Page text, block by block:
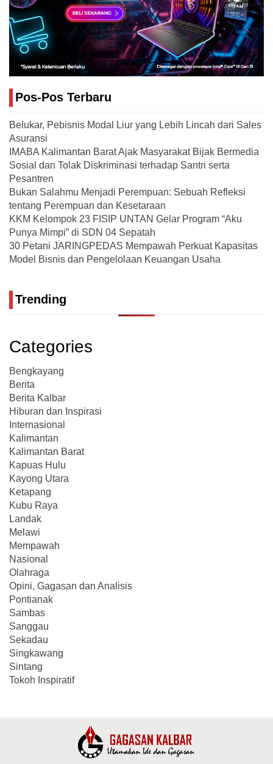
Pos-Pos Terbaru
Belukar, Pebisnis Modal Liur yang Lebih Lincah dari Sales
Asuransi
IMABA Kalimantan Barat Ajak Masyarakat Bijak Bermedia
Sosial dan Tolak Diskriminasi terhadap Santri serta
Pesantren
Bukan Salahmu Menjadi Perempuan: Sebuah Refleksi
tentang Perempuan dan Kesetaraan
KKM Kelompok 23 FISIP UNTAN Gelar Program “Aku
Punya Mimpi” di SDN 04 Sepatah
30 Petani JARINGPEDAS Mempawah Perkuat Kapasitas
Model Bisnis dan Pengelolaan Keuangan Usaha
Trending
Categories
Bengkayang
Berita
Berita Kalbar
Hiburan dan Inspirasi
Internasional
Kalimantan
Kalimantan Barat
Kapuas Hulu
Kayong Utara
Ketapang
Kubu Raya
Landak
Melawi
Mempawah
Nasional
Olahraga
Opini, Gagasan dan Analisis
Pontianak
Sambas
Sanggau
Sekadau
Singkawang
Sintang
Tokoh Inspiratif